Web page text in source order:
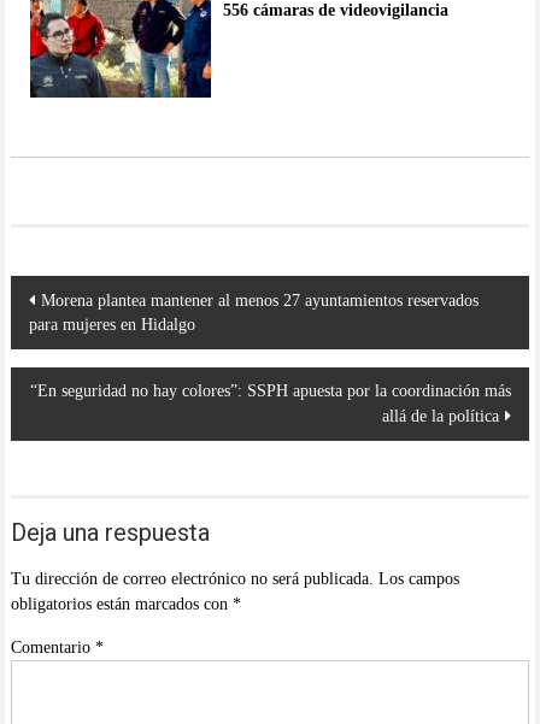
556 cámaras de videovigilancia
Navegación
de
entradas
Morena plantea mantener al menos 27 ayuntamientos reservados
para mujeres en Hidalgo
“En seguridad no hay colores”: SSPH apuesta por la coordinación más
allá de la política
Deja una respuesta
Tu dirección de correo electrónico no será publicada. Los campos
obligatorios están marcados con *
Comentario *